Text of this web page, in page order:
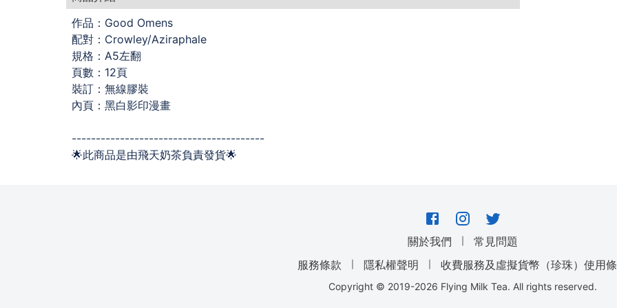
作品：Good Omens
配對：Crowley/Aziraphale
規格：A5左翻
頁數：12頁
裝訂：無線膠裝
內頁：黑白影印漫畫
----------------------------------------
🌟此商品是由飛天奶茶負責發貨🌟
關於我們 ｜
常見問題
服務條款
｜ 隱私權聲明 ｜ 收費服務及虛擬貨幣（珍珠）使用
Copyright © 2019-2026 Flying Milk Tea. All rights reserved.